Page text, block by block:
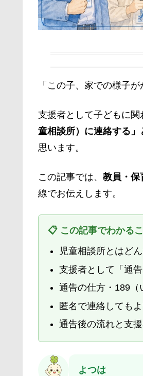
「この子、家での様子
支援者として子どもに関
童相談所）に連絡する
思います。
この記事では、 教員・保
線でお伝えします。
📋 この記事でわかる
児童相談所とはど
支援者として「通
通告の仕方・189（
匿名で連絡しても
通告後の流れと支
よつは